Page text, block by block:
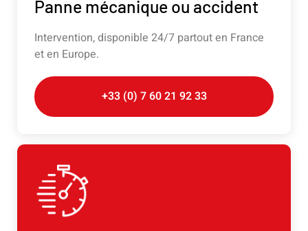
Panne mécanique ou accident
Intervention, disponible 24/7 partout en France
et en Europe.
+33 (0) 7 60 21 92 33